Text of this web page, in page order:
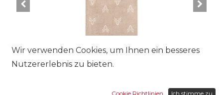
Wir verwenden Cookies, um Ihnen ein besseres
Nutzererlebnis zu bieten.
Cookie Richtlinien Ich stimme zu